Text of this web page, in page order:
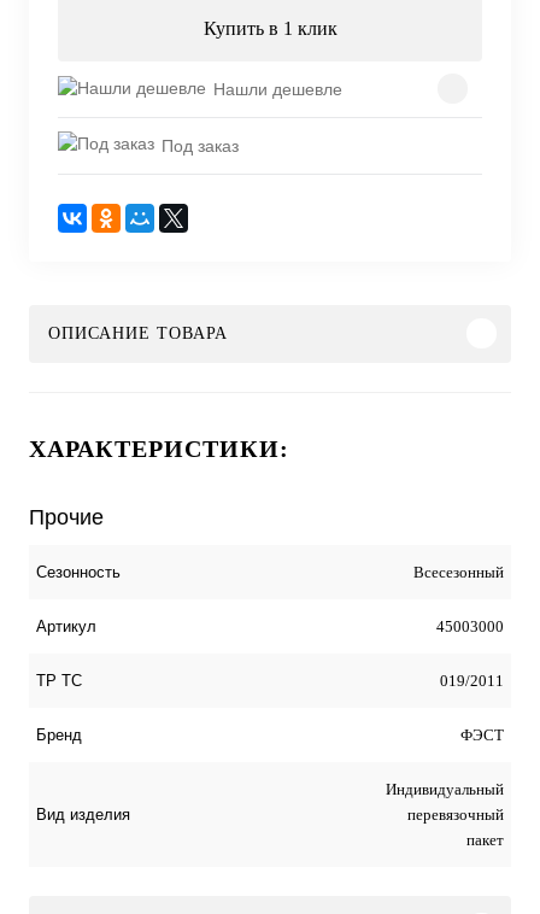
Купить в 1 клик
Нашли дешевле
Под заказ
ОПИСАНИЕ ТОВАРА
ХАРАКТЕРИСТИКИ:
Прочие
Сезонность Всесезонный
Артикул 45003000
ТР ТС 019/2011
Бренд ФЭСТ
Вид изделия
Индивидуальный
перевязочный
пакет